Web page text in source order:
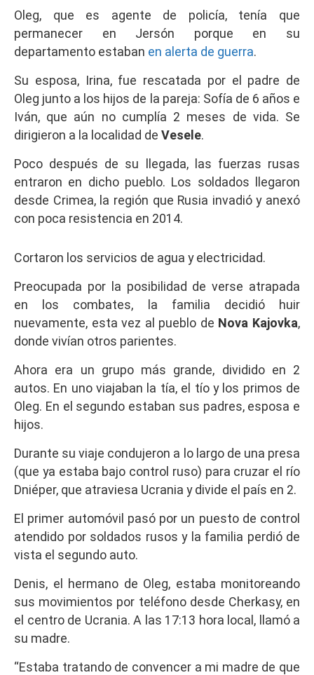
Oleg, que es agente de policía, tenía que
permanecer en Jersón porque en su
departamento estaban en alerta de guerra.
Su esposa, Irina, fue rescatada por el padre de
Oleg junto a los hijos de la pareja: Sofía de 6 años e
Iván, que aún no cumplía 2 meses de vida. Se
dirigieron a la localidad de Vesele.
Poco después de su llegada, las fuerzas rusas
entraron en dicho pueblo. Los soldados llegaron
desde Crimea, la región que Rusia invadió y anexó
con poca resistencia en 2014.
Cortaron los servicios de agua y electricidad.
Preocupada por la posibilidad de verse atrapada
en los combates, la familia decidió huir
nuevamente, esta vez al pueblo de Nova Kajovka,
donde vivían otros parientes.
Ahora era un grupo más grande, dividido en 2
autos. En uno viajaban la tía, el tío y los primos de
Oleg. En el segundo estaban sus padres, esposa e
hijos.
Durante su viaje condujeron a lo largo de una presa
(que ya estaba bajo control ruso) para cruzar el río
Dniéper, que atraviesa Ucrania y divide el país en 2.
El primer automóvil pasó por un puesto de control
atendido por soldados rusos y la familia perdió de
vista el segundo auto.
Denis, el hermano de Oleg, estaba monitoreando
sus movimientos por teléfono desde Cherkasy, en
el centro de Ucrania. A las 17:13 hora local, llamó a
su madre.
“Estaba tratando de convencer a mi madre de que